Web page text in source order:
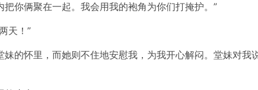
你俩聚在一起。我会用我的袍角为你们打掩护。”
天！”
的怀里，而她则不住地安慰我，为我开心解闷。堂妹对我